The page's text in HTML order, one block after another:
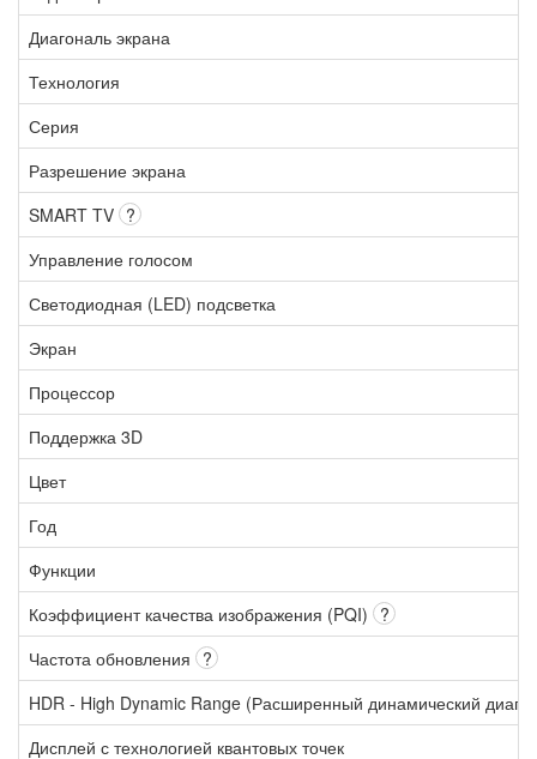
Диагональ экрана
Технология
Серия
Разрешение экрана
SMART TV ?
Управление голосом
Светодиодная (LED) подсветка
Экран
Процессор
Поддержка 3D
Цвет
Год
Функции
Коэффициент качества изображения (PQI) ?
Частота обновления ?
HDR - High Dynamic Range (Расширенный динамический
Дисплей с технологией квантовых точек